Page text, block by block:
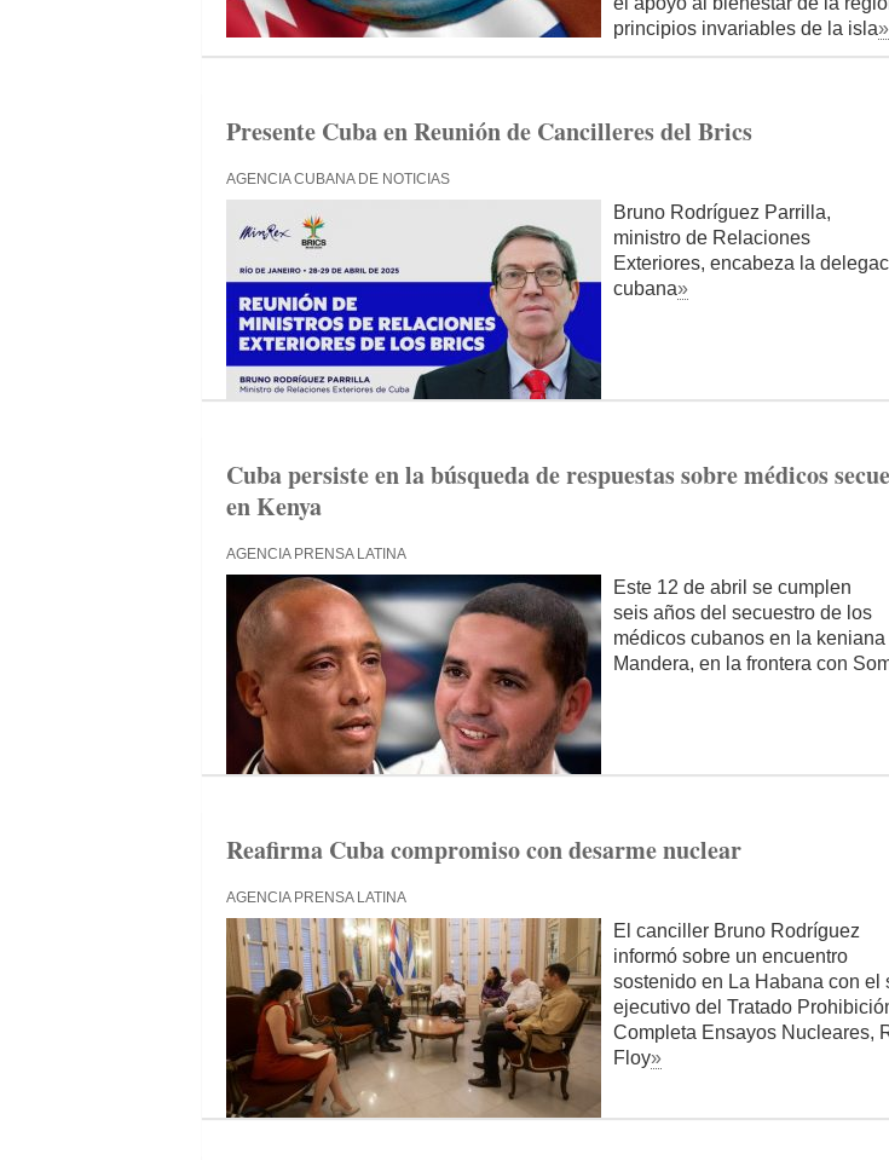
principios invariables de la isla»
Presente Cuba en Reunión de Cancilleres del Brics
AGENCIA CUBANA DE NOTICIAS
Bruno Rodríguez Parrilla,
ministro de Relaciones
Exteriores, encabeza la
cubana»
Cuba persiste en la búsqueda de respuestas sobre médicos
en Kenya
AGENCIA PRENSA LATINA
Este 12 de abril se cumplen
seis años del secuestro de los
médicos cubanos en la keniana
Mandera, en la frontera con
Reafirma Cuba compromiso con desarme nuclear
AGENCIA PRENSA LATINA
El canciller Bruno Rodríguez
informó sobre un encuentro
sostenido en La Habana con el
ejecutivo del Tratado
Completa Ensayos Nucleares,
Floy»